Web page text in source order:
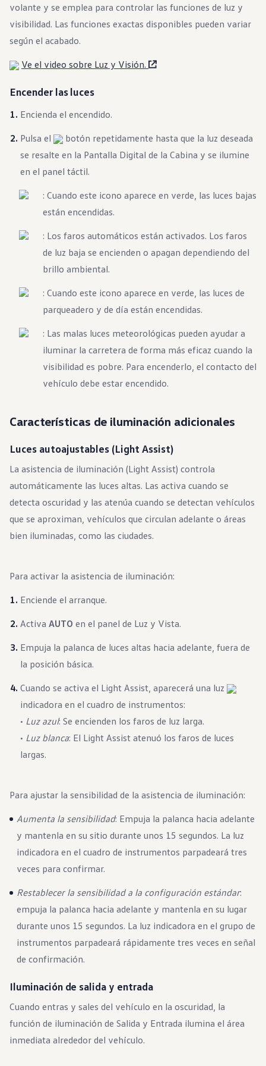
Garantía e información de mantenimiento
Servicio y mantenimiento
Cobertura de mantenimiento
Calendario de mantenimiento
Reparación de colisiones certificada
Servicio genuino de Volkswagen
Cobertura de remolque después del servicio
Financiamiento de servicio y piezas
Piezas
Neumáticos y ruedas
Financiación de servicio y piezas
Mi cuenta financiera
Cuentas y pagos
Financiación de servicio y piezas
Opciones de intercambio y actualización
Aplicación myVW
Actualizaciones de software del vehículo
Planes y servicios conectados
Beneficios para propietarios
Programa de accesibilidad para conductores
Beneficios de los vehículos usados certificados
Acerca de VW
Nuestra historia
Información Corporativa
DriverGear - Ropa y equipo
Nuestra Federación de Fútbol de EE. UU.
Ayuda y soporte
volante y se emplea para controlar las funciones de luz y
visibilidad. Las funciones exactas disponibles pueden variar
según el acabado.
Ve el video sobre Luz y Visión.
Encender las luces
Encienda el encendido.
Pulsa el
botón repetidamente hasta que la luz deseada
se resalte en la Pantalla Digital de la Cabina y se ilumine
en el panel táctil.
: Cuando este icono aparece en verde, las luces bajas
están encendidas.
: Los faros automáticos están activados. Los faros
de luz baja se encienden o apagan dependiendo del
brillo ambiental.
: Cuando este icono aparece en verde, las luces de
parqueadero y de día están encendidas.
: Las malas luces meteorológicas pueden ayudar a
iluminar la carretera de forma más eficaz cuando la
visibilidad es pobre. Para encenderlo, el contacto del
vehículo debe estar encendido.
Características de iluminación adicionales
Luces autoajustables (Light Assist)
La asistencia de iluminación (Light Assist) controla
automáticamente las luces altas. Las activa cuando se
detecta oscuridad y las atenúa cuando se detectan vehículos
que se aproximan, vehículos que circulan adelante o áreas
bien iluminadas, como las ciudades.
Para activar la asistencia de iluminación:
Enciende el arranque.
ActivaAUTO en el panel de Luz y Vista.
Empuja la palanca de luces altas hacia adelante, fuera de
la posición básica.
Cuando se activa el Light Assist, aparecerá una luz
indicadora en el cuadro de instrumentos:
• Luz azul: Se encienden los faros de luz larga.
• Luz blanca: El Light Assist atenuó los faros de luces
largas.
Para ajustar la sensibilidad de la asistencia de iluminación:
Aumenta la sensibilidad: Empuja la palanca hacia adelante
y mantenla en su sitio durante unos 15 segundos. La luz
indicadora en el cuadro de instrumentos parpadeará tres
veces para confirmar.
Restablecer la sensibilidad a la configuración estándar:
empuja la palanca hacia adelante y mantenla en su lugar
durante unos 15 segundos. La luz indicadora en el grupo de
instrumentos parpadeará rápidamente tres veces en señal
de confirmación.
Iluminación de salida y entrada
Cuando entras y sales del vehículo en la oscuridad, la
función de iluminación de Salida y Entrada ilumina el área
inmediata alrededor del vehículo.